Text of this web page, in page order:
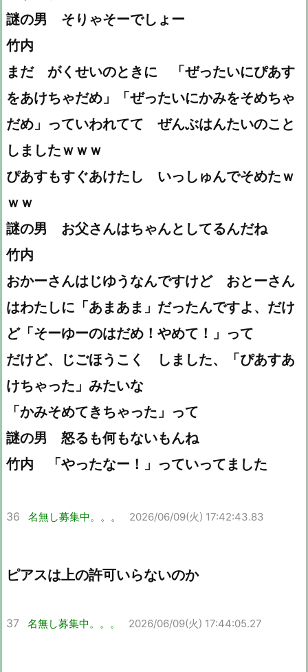
謎の男 そりゃそーでしょー
竹内
まだ がくせいのときに 「ぜったいにぴあす
をあけちゃだめ」「ぜったいにかみをそめちゃ
だめ」っていわれてて ぜんぶはんたいのこと
しましたｗｗｗ
ぴあすもすぐあけたし いっしゅんでそめたｗ
ｗｗ
謎の男 お父さんはちゃんとしてるんだね
竹内
おかーさんはじゆうなんですけど おとーさん
はわたしに「あまあま」だったんですよ、だけ
ど「そーゆーのはだめ！やめて！」って
だけど、じごほうこく しました、「ぴあすあ
けちゃった」みたいな
「かみそめてきちゃった」って
謎の男 怒るも何もないもんね
竹内 「やったなー！」っていってました
36 名無し募集中。。。 2026/06/09(火) 17:42:43.83
ピアスは上の許可いらないのか
37 名無し募集中。。。 2026/06/09(火) 17:44:05.27